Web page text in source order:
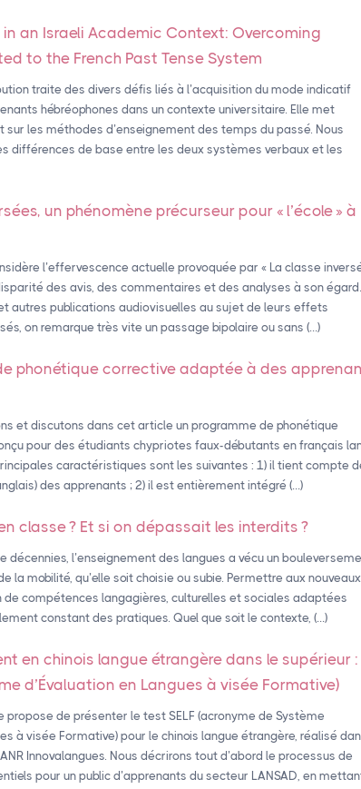
in an Israeli Academic Context: Overcoming
to the French Past Tense System
traite des divers défis liés à l’acquisition du mode indicatif
hébréophones dans un contexte universitaire. Elle met
sur les méthodes d’enseignement des temps du passé. Nous
différences de base entre les deux systèmes verbaux et les
un phénomène précurseur pour « l’école » à
l’effervescence actuelle provoquée par « La classe
des avis, des commentaires et des analyses à son égard.
autres publications audiovisuelles au sujet de leurs effets
on remarque très vite un passage bipolaire ou sans (…)
phonétique corrective adaptée à des
et discutons dans cet article un programme de phonétique
pour des étudiants chypriotes faux-débutants en français
caractéristiques sont les suivantes : 1) il tient compte
des apprenants ; 2) il est entièrement intégré (…)
classe? Et si on dépassait les interdits ?
décennies, l’enseignement des langues a vécu un
la mobilité, qu’elle soit choisie ou subie. Permettre aux nouveaux
de compétences langagières, culturelles et sociales adaptées
constant des pratiques. Quel que soit le contexte, (…)
en chinois langue étrangère dans le supérieur :
d’Évaluation en Langues à visée Formative)
propose de présenter le test SELF (acronyme de Système
à visée Formative) pour le chinois langue étrangère, réalisé
Innovalangues. Nous décrirons tout d’abord le processus de
pour un public d’apprenants du secteur LANSAD, en